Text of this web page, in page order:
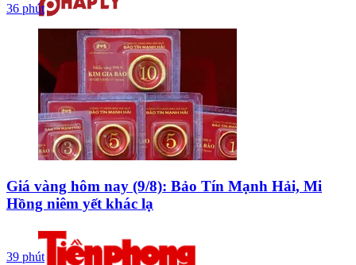
36 phút
Giá vàng hôm nay (9/8): Bảo Tín Mạnh Hải, Mi
Hồng niêm yết khác lạ
39 phút